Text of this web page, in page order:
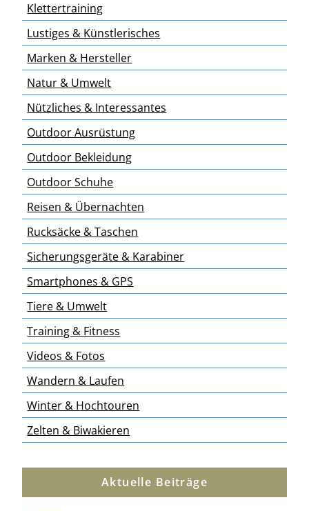
Klettertraining
Lustiges & Künstlerisches
Marken & Hersteller
Natur & Umwelt
Nützliches & Interessantes
Outdoor Ausrüstung
Outdoor Bekleidung
Outdoor Schuhe
Reisen & Übernachten
Rucksäcke & Taschen
Sicherungsgeräte & Karabiner
Smartphones & GPS
Tiere & Umwelt
Training & Fitness
Videos & Fotos
Wandern & Laufen
Winter & Hochtouren
Zelten & Biwakieren
Aktuelle Beiträge